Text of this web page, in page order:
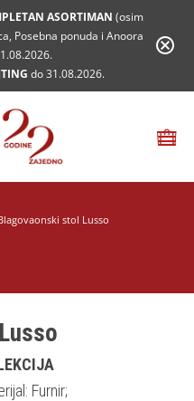
ASORTIMAN (osim
Posebna ponuda i Anoora
do 31.08.2026.
stol Lusso
Furnir;